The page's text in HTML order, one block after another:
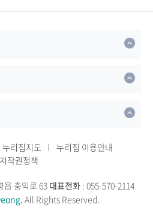
누리집지도
누리집 이용안내
저작권정책
읍 충익로 63 대표전화 : 055-570-2114
All Rights Reserved.